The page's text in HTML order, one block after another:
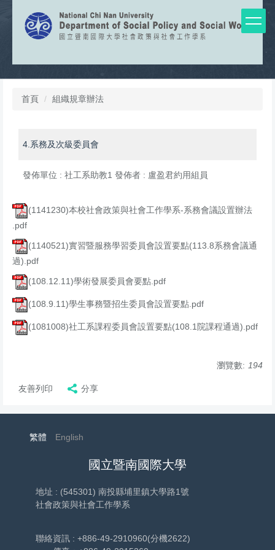
首頁
組織規章辦法
4.系務及次級委員會
發佈單位 : 社工系助教1 發佈者 : 盧盈君約用組員
(1141230)本校社會政策與社會工作學系-系務會議設置辦法
.pdf
(1140521)實習暨服務學習委員會設置要點(113.8系務會議通
過).pdf
(108.12.11)學術發展委員會要點.pdf
(108.9.11)學生事務暨招生委員會設置要點.pdf
(1081008)社工系課程委員會設置要點(108.1院課程通過).pdf
瀏覽數: 194
友善列印 分享
繁體 English
國立暨南國際大學
地址 : (545301) 南投縣埔里鎮大學路1號
社會政策與社會工作學系
聯絡資訊 : +886-49-2910960(分機2622)